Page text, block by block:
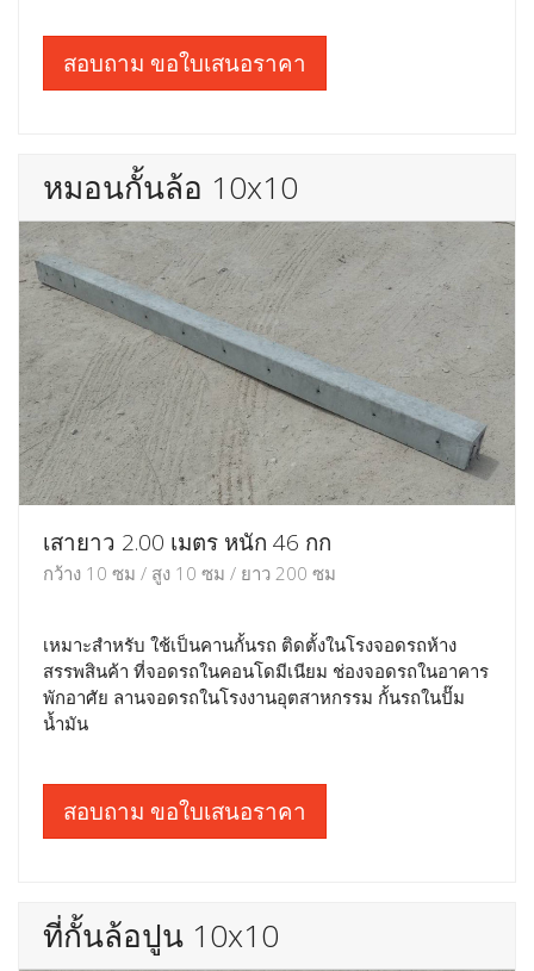
สอบถาม ขอใบเสนอราคา
หมอนกั้นล้อ 10x10
เสายาว 2.00 เมตร หนัก 46 กก
กว้าง 10 ซม / สูง 10 ซม / ยาว 200 ซม
เหมาะสำหรับ ใช้เป็นคานกั้นรถ ติดตั้งในโรงจอดรถห้าง
สรรพสินค้า ที่จอดรถในคอนโดมีเนียม ช่องจอดรถในอาคาร
พักอาศัย ลานจอดรถในโรงงานอุตสาหกรรม กั้นรถในปั๊ม
น้ำมัน
สอบถาม ขอใบเสนอราคา
ที่กั้นล้อปูน 10x10